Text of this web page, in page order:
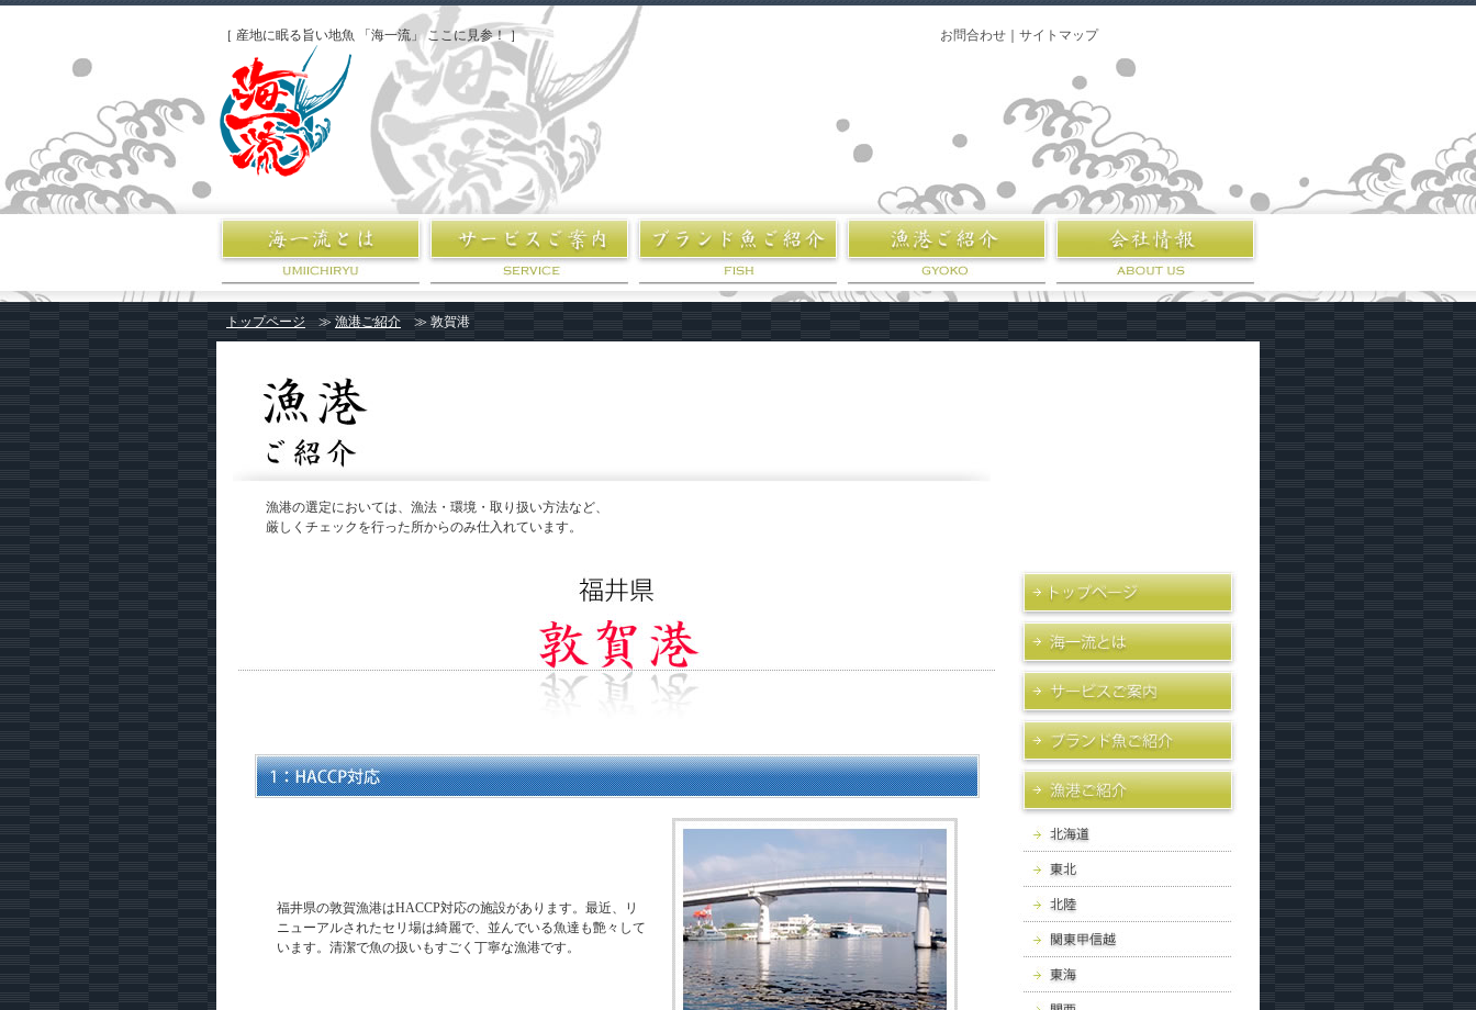
［ 産地に眠る旨い地魚 「海一流」 ここに見参！ ］ お問合わせ サイトマップ
トップページ ≫ 漁港ご紹介 ≫ 敦賀港
漁港の選定においては、漁法・環境・取り扱い方法など、
厳しくチェックを行った所からのみ仕入れています。
福井県の敦賀漁港はHACCP対応の施設があります。最近、リ
ニューアルされたセリ場は綺麗で、並んでいる魚達も艶々して
います。清潔で魚の扱いもすごく丁寧な漁港です。